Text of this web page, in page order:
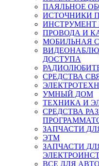
ПАЯЛЬНОЕ
ИСТОЧНИКИ
ПРОВОДА И
МОБИЛЬНАЯ
ДОСТУПА
СРЕДСТВА
УМНЫЙ ДОМ
ТЕХНИКА И
СРЕДСТВА
ЗАПЧАСТИ
ЭТМ
ЗАПЧАСТИ
ВСЕ ДЛЯ